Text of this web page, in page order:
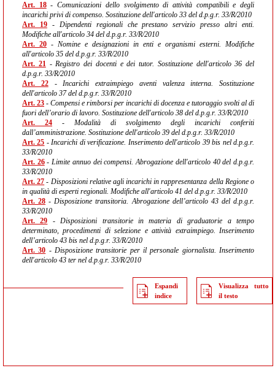
Art. 18- Comunicazioni dello svolgimento di attività compatibili e degli
incarichi privi di compenso. Sostituzione dell'articolo 33 del d.p.g.r. 33/R/2010
Art. 19- Dipendenti regionali che prestano servizio presso altri enti.
Modifiche all'articolo 34 del d.p.g.r. 33/R/2010
Art. 20 - Nomine e designazioni in enti e organismi esterni. Modifiche
all'articolo 35 del d.p.g.r. 33/R/2010
Art. 21- Registro dei docenti e dei tutor. Sostituzione dell'articolo 36 del
d.p.g.r. 33/R/2010
Art. 22- Incarichi extraimpiego aventi valenza interna. Sostituzione
dell'articolo 37 del d.p.g.r. 33/R/2010
Art. 23 - Compensi e rimborsi per incarichi di docenza e tutoraggio svolti al di
fuori dell’orario di lavoro. Sostituzione dell'articolo 38 del d.p.g.r. 33/R/2010
Art. 24 - Modalità di svolgimento degli incarichi conferiti
dall’amministrazione. Sostituzione dell'articolo 39 del d.p.g.r. 33/R/2010
Art. 25 - Incarichi di verificazione. Inserimento dell'articolo 39 bis nel d.p.g.r.
33/R/2010
Art. 26- Limite annuo dei compensi. Abrogazione dell'articolo 40 del d.p.g.r.
33/R/2010
Art. 27 - Disposizioni relative agli incarichi in rappresentanza della Regione o
in qualità di esperti regionali. Modifiche all'articolo 41 del d.p.g.r. 33/R/2010
Art. 28 - Disposizione transitoria. Abrogazione dell’articolo 43 del d.p.g.r.
33/R/2010
Art. 29 - Disposizioni transitorie in materia di graduatorie a tempo
determinato, procedimenti di selezione e attività extraimpiego. Inserimento
dell’articolo 43 bis nel d.p.g.r. 33/R/2010
Art. 30 - Disposizione transitorie per il personale giornalista. Inserimento
dell'articolo 43 ter nel d.p.g.r. 33/R/2010
Espandi
indice
Visualizza tutto
il testo